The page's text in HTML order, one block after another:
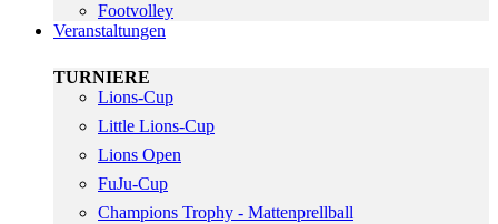
Footvolley
Veranstaltungen
TURNIERE
Lions-Cup
Little Lions-Cup
Lions Open
FuJu-Cup
Champions Trophy - Mattenprellball